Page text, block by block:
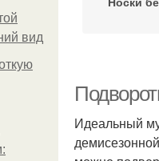
вид
Идеальный